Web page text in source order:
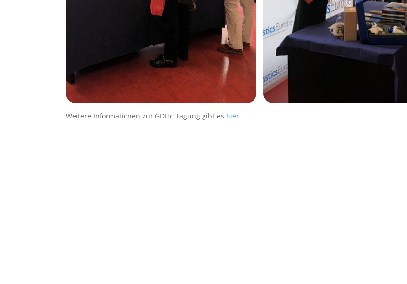
Weitere Informationen zur GDHc-Tagung gibt es hier.